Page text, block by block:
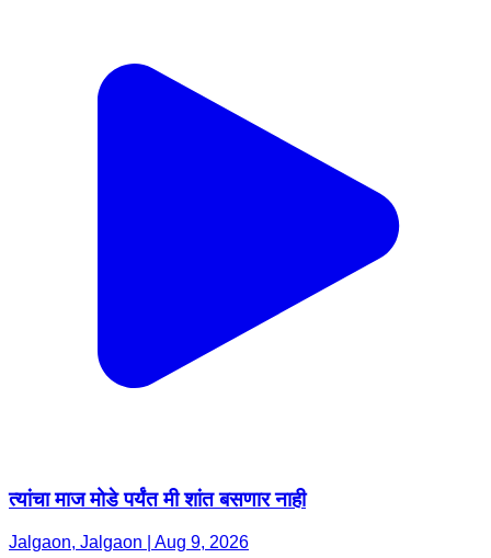
त्यांचा माज मोडे पर्यंत मी शांत बसणार नाही
Jalgaon, Jalgaon | Aug 9, 2026